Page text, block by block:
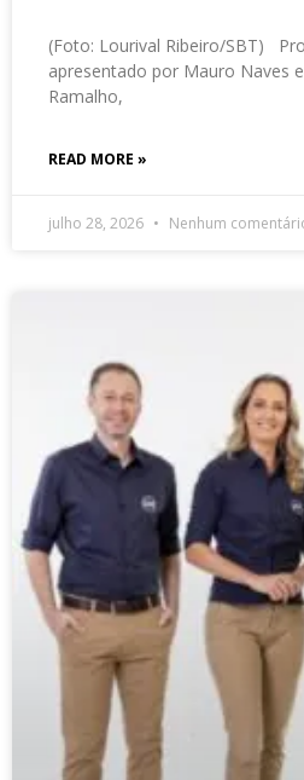
(Foto: Lourival Ribeiro/SBT)
apresentado por Mauro Naves
Ramalho,
READ MORE »
julho 28, 2026 Nenhum